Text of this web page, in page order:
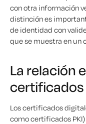
con otra información
distinción es
de identidad con
que se muestra en un
La relación
certificados
Los certificados
como certificados